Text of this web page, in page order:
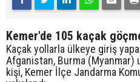
Kemer'de 105 kaçak
Kaçak yollarla ülkeye giriş
Afganistan, Burma
kişi, Kemer İlçe Jandarma